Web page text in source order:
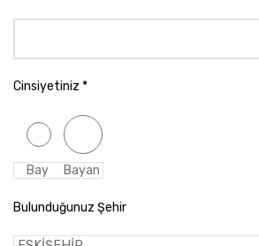
Cinsiyetiniz *
Bay Bayan
Bulunduğunuz Şehir